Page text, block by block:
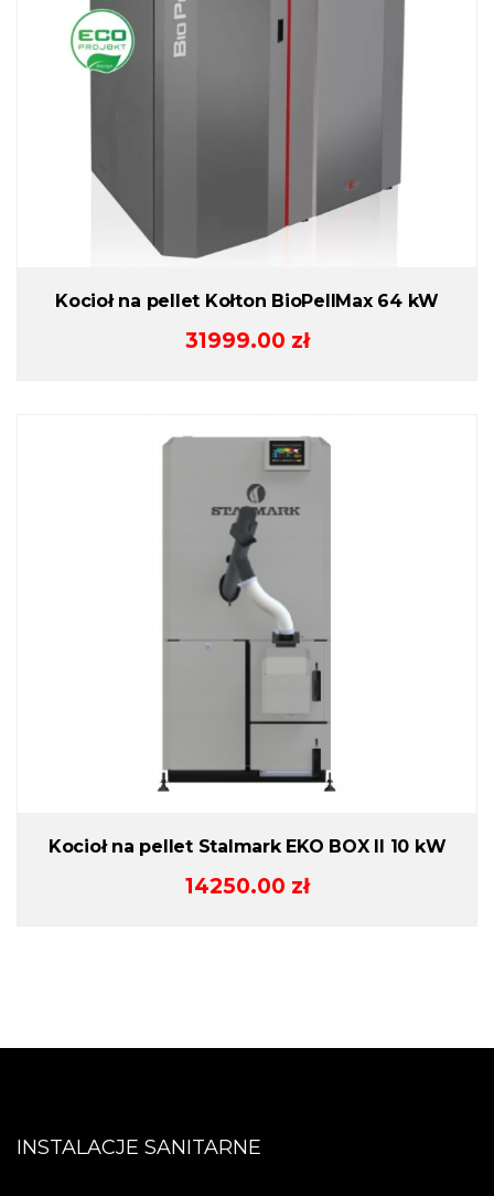
Kocioł na pellet Kołton BioPellMax 64 kW
31999.00 zł
Kocioł na pellet Stalmark EKO BOX II 10 kW
14250.00 zł
INSTALACJE SANITARNE